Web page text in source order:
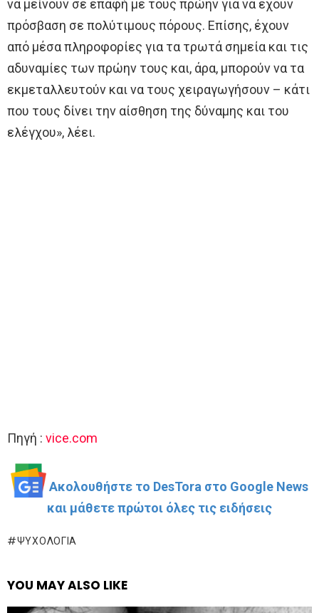
να μείνουν σε επαφή με τους πρώην για να έχουν
πρόσβαση σε πολύτιμους πόρους. Επίσης, έχουν
από μέσα πληροφορίες για τα τρωτά σημεία και τις
αδυναμίες των πρώην τους και, άρα, μπορούν να τα
εκμεταλλευτούν και να τους χειραγωγήσουν – κάτι
που τους δίνει την αίσθηση της δύναμης και του
ελέγχου», λέει.
Πηγή : vice.com
Ακολουθήστε το DesTora στο Google News
και μάθετε πρώτοι όλες τις ειδήσεις
ΨΥΧΟΛΟΓΊΑ
YOU MAY ALSO LIKE